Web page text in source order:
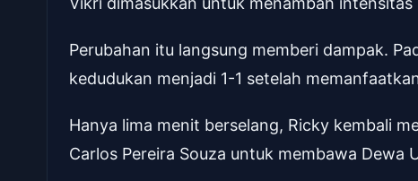
Perubahan itu langsung memberi dampak.
kedudukan menjadi 1-1 setelah
Hanya lima menit berselang, Ricky kembali
Carlos Pereira Souza untuk membawa Dewa